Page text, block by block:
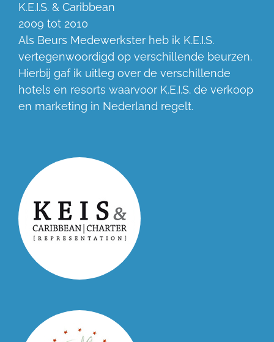
K.E.I.S. & Caribbean
2009 tot 2010
Als Beurs Medewerkster heb ik K.E.I.S.
vertegenwoordigd op verschillende beurzen.
Hierbij gaf ik uitleg over de verschillende
hotels en resorts waarvoor K.E.I.S. de verkoop
en marketing in Nederland regelt.